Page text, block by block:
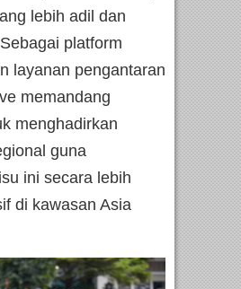
lebih adil dan
platform
layanan pengantaran
memandang
menghadirkan
guna
ini secara lebih
di kawasan Asia